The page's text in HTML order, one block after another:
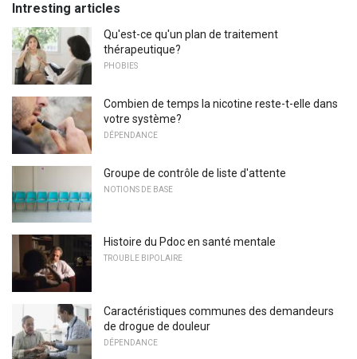
Intresting articles
Qu'est-ce qu'un plan de traitement
thérapeutique?
PHOBIES
Combien de temps la nicotine reste-t-elle dans
votre système?
DÉPENDANCE
Groupe de contrôle de liste d'attente
NOTIONS DE BASE
Histoire du Pdoc en santé mentale
TROUBLE BIPOLAIRE
Caractéristiques communes des demandeurs
de drogue de douleur
DÉPENDANCE